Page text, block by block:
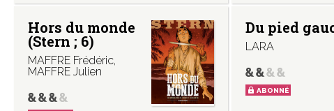
Hors du monde
(Stern ; 6)
MAFFRE Frédéric,
MAFFRE Julien
Du pied
LARA
ABONNÉ